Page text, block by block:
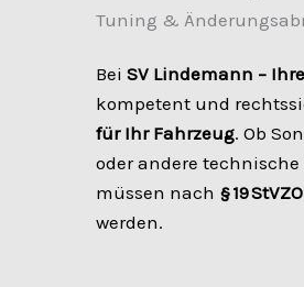
Tuning &
Bei SV Lindemann –
kompetent und
für Ihr Fahrzeug. Ob
oder andere
müssen nach § 19 StVZO
werden.